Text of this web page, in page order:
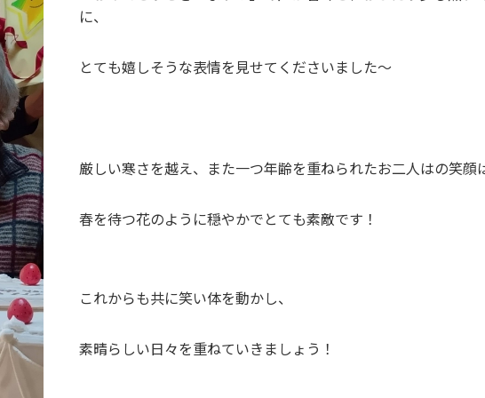
に、
とても嬉しそうな表情を見せてくださいました～
厳しい寒さを越え、また一つ年齢を重ねられたお二人はの笑顔
春を待つ花のように穏やかでとても素敵です！
これからも共に笑い体を動かし、
素晴らしい日々を重ねていきましょう！